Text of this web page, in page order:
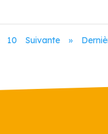
10 Suivante »